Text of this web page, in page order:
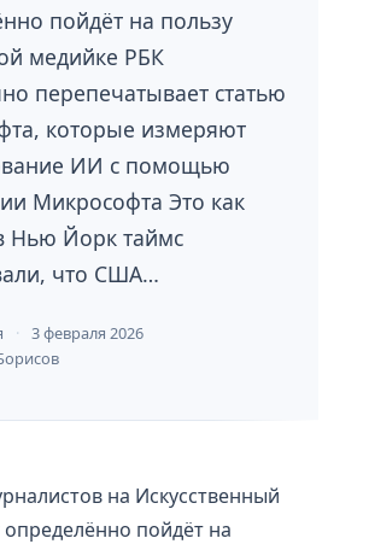
пойдёт на пользу
медийке РБК
перепечатывает статью
которые измеряют
ИИ с помощью
Микрософта Это как
Нью Йорк таймс
что США…
3 февраля 2026
на Искусственный
определённо пойдёт на